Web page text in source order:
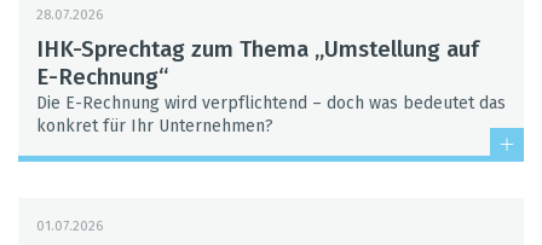
28.07.2026
IHK-Sprech­tag zum Thema „Umstel­lung auf
E-Rech­nung“
Die E-Rech­nung wird ver­pflich­tend – doch was bedeu­tet das
kon­kret für Ihr Unter­neh­men?
01.07.2026